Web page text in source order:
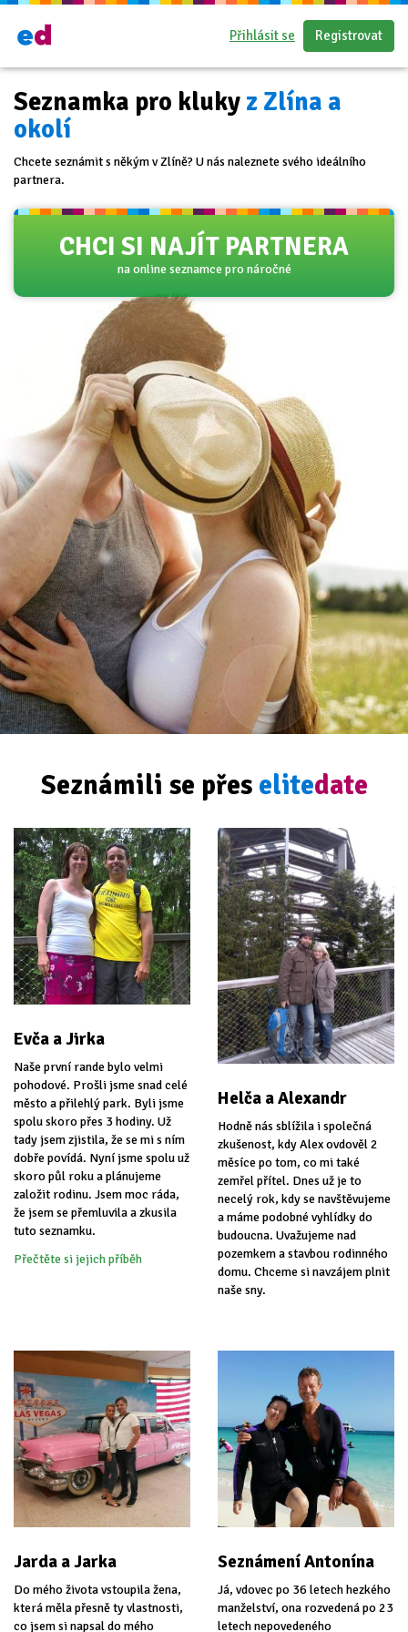
Přihlásit se Registrovat
Seznamka pro kluky z Zlína a
okolí
Chcete seznámit s někým v Zlíně? U nás naleznete svého ideálního
partnera.
CHCI SI NAJÍT PARTNERA
na online seznamce pro náročné
Seznámili se přes elitedate
Evča a Jirka
Naše první rande bylo velmi
pohodové. Prošli jsme snad celé
město a přilehlý park. Byli jsme
spolu skoro přes 3 hodiny. Už
tady jsem zjistila, že se mi s ním
dobře povídá. Nyní jsme spolu už
skoro půl roku a plánujeme
založit rodinu. Jsem moc ráda,
že jsem se přemluvila a zkusila
tuto seznamku.
Přečtěte si jejich příběh
Helča a Alexandr
Hodně nás sblížila i společná
zkušenost, kdy Alex ovdověl 2
měsíce po tom, co mi také
zemřel přítel. Dnes už je to
necelý rok, kdy se navštěvujeme
a máme podobné vyhlídky do
budoucna. Uvažujeme nad
pozemkem a stavbou rodinného
domu. Chceme si navzájem plnit
naše sny.
Jarda a Jarka
Do mého života vstoupila žena,
která měla přesně ty vlastnosti,
co jsem si napsal do mého
Seznámení Antonína
Já, vdovec po 36 letech hezkého
manželství, ona rozvedená po 23
letech nepovedeného